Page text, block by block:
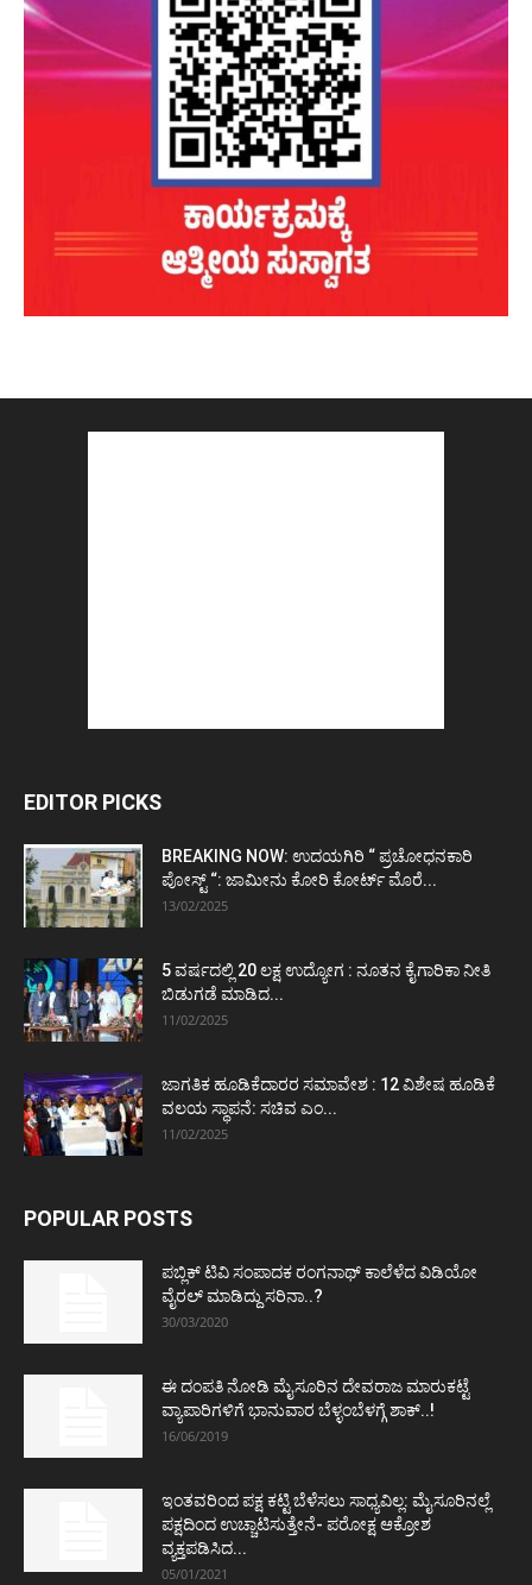
EDITOR PICKS
BREAKING NOW: ಉದಯಗಿರಿ “ ಪ್ರಚೋಧನಕಾರಿ
ಪೋಸ್ಟ್‌ “: ಜಾಮೀನು ಕೋರಿ ಕೋರ್ಟ್‌ ಮೊರೆ...
13/02/2025
5 ವರ್ಷದಲ್ಲಿ 20 ಲಕ್ಷ ಉದ್ಯೋಗ : ನೂತನ ಕೈಗಾರಿಕಾ ನೀತಿ
ಬಿಡುಗಡೆ ಮಾಡಿದ...
11/02/2025
ಜಾಗತಿಕ ಹೂಡಿಕೆದಾರರ ಸಮಾವೇಶ : 12 ವಿಶೇಷ ಹೂಡಿಕೆ
ವಲಯ ಸ್ಥಾಪನೆ: ಸಚಿವ ಎಂ...
11/02/2025
POPULAR POSTS
ಪಬ್ಲಿಕ್ ಟಿವಿ ಸಂಪಾದಕ ರಂಗನಾಥ್ ಕಾಲೆಳೆದ ವಿಡಿಯೋ
ವೈರಲ್ ಮಾಡಿದ್ದು ಸರಿನಾ..?
30/03/2020
ಈ ದಂಪತಿ ನೋಡಿ ಮೈಸೂರಿನ ದೇವರಾಜ ಮಾರುಕಟ್ಟೆ
ವ್ಯಾಪಾರಿಗಳಿಗೆ ಭಾನುವಾರ ಬೆಳ್ಳಂಬೆಳಗ್ಗೆ ಶಾಕ್..!
16/06/2019
ಇಂತವರಿಂದ ಪಕ್ಷ ಕಟ್ಟಿ ಬೆಳೆಸಲು ಸಾಧ್ಯವಿಲ್ಲ: ಮೈಸೂರಿನಲ್ಲೆ
ಪಕ್ಷದಿಂದ ಉಚ್ಚಾಟಿಸುತ್ತೇನೆ- ಪರೋಕ್ಷ ಆಕ್ರೋಶ
ವ್ಯಕ್ತಪಡಿಸಿದ...
05/01/2021